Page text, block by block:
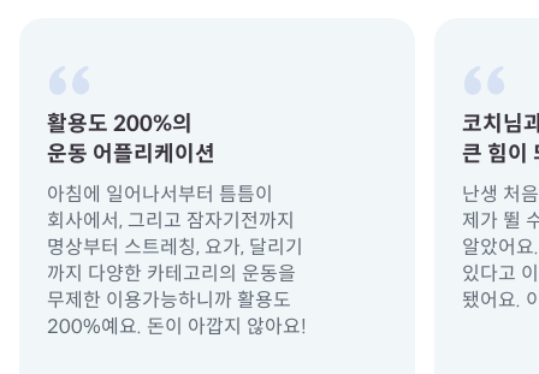
활용도 200%의
운동 어플리케이션
아침에 일어나서부터 틈틈이
회사에서, 그리고 잠자기전까지
명상부터 스트레칭, 요가, 달리기
까지 다양한 카테고리의 운동을
무제한 이용가능하니까 활용도
200%예요. 돈이 아깝지 않아요!
코치님
큰 힘이
난생 처
제가 뛸
알았어
있다고
됐어요.